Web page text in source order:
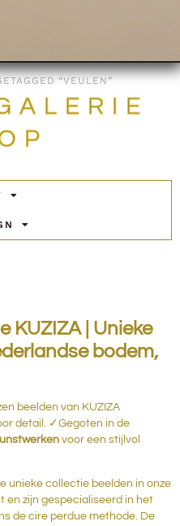
“VEULEN”
KUZIZA | Unieke
bodem,
beelden van KUZIZA
detail. ✓Gegoten in de
voor een stijlvol
unieke collectie beelden in onze
en zijn gespecialiseerd in het
de cire perdue methode. De